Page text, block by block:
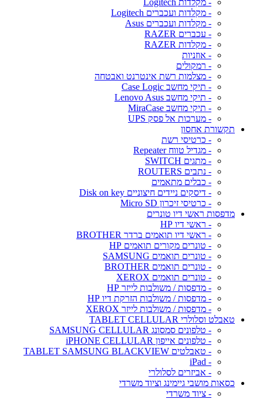
- מקלדות Logitech
- מקלדות ועכברים Logitech
- מקלדות ועכברים Asus
- עכברים RAZER
- מקלדות RAZER
- אוזניות
- רמקולים
- מצלמות רשת אינטרנט ואבטחה
- תיקי מחשב Case Logic
- תיקי מחשב Lenovo Asus
- תיקי מחשב MiraCase
- מערכות אל פסק UPS
תקשורת אחסון
- כרטיסי רשת
- מגדיל טווח Repeater
- מתגים SWITCH
- נתבים ROUTERS
- כבלים מתאמים
- דיסקים ניידים חיצוניים Disk on key
- כרטיסי זיכרון Micro SD
מדפסות ראשי דיו טונרים
- ראשי דיו HP
- ראשי דיו תואמים ברדר BROTHER
- טונרים מקורים תואמים HP
- טונרים תואמים SAMSUNG
- טונרים תואמים BROTHER
- טונרים תואמים XEROX
- מדפסות / משולבות לייזר HP
- מדפסות / משולבות הזרקת דיו HP
- מדפסות / משולבות לייזר XEROX
טאבלט וסלולרי TABLET CELLULAR
- טלפונים סמסונג SAMSUNG CELLULAR
- טלפונים אייפון iPHONE CELLULAR
- טאבלטים TABLET SAMSUNG BLACKVIEW
- iPad
- אביזרים לסלולרי
כסאות מושבי גיימינג וציוד משרדי
- ציוד משרדי